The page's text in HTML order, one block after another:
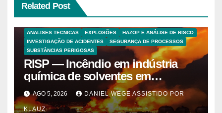
Related Post
ANALISES TECNICAS EXPLOSÕES
HAZOP E ANÁLISE DE RISCO
INVESTIGAÇÃO DE ACIDENTES
SEGURANÇA DE PROCESSOS
SUBSTÂNCIAS PERIGOSAS
RISP — Incêndio em indústria
química de solventes em
Itaquaquecetuba/SP
(UNIQUIMA/Quema)
AGO 5, 2026 DANIEL WEGE ASSISTIDO POR
KLAUZ